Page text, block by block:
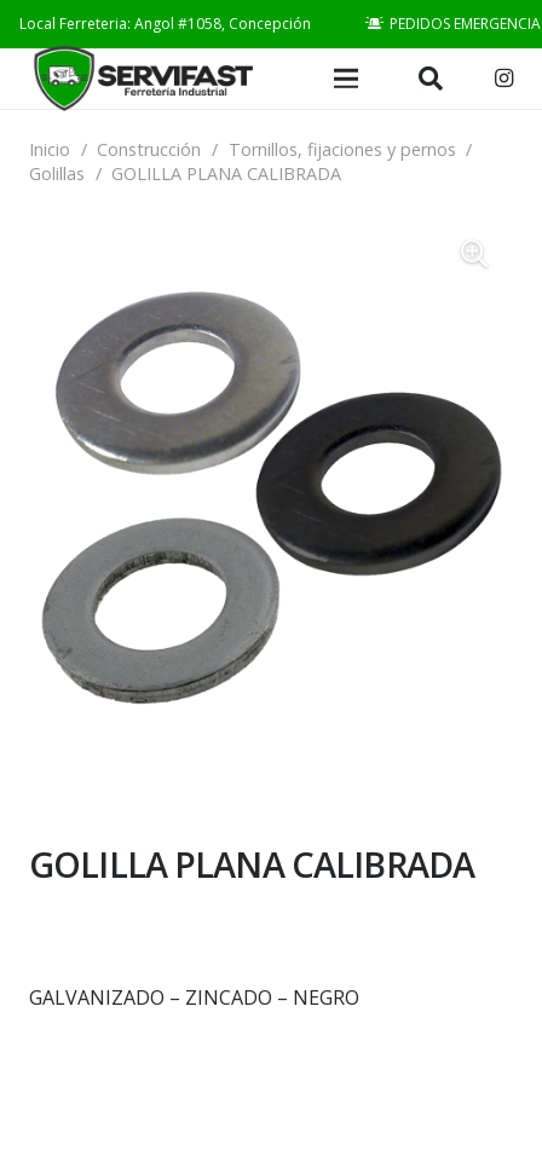
Local Ferreteria: Angol #1058, Concepción PEDIDOS EMERGENCIA
Inicio / Construcción / Tornillos, fijaciones y pernos /
Golillas / GOLILLA PLANA CALIBRADA
GOLILLA PLANA CALIBRADA
GALVANIZADO – ZINCADO – NEGRO